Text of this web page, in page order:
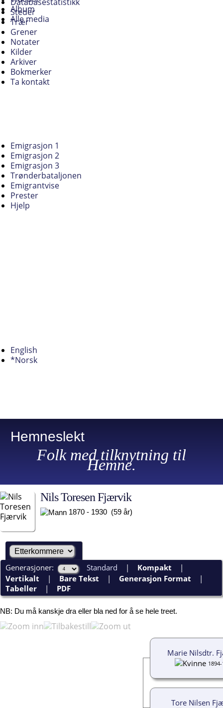
Album
Alle media
Steder
Trær
Grener
Notater
Kilder
Arkiver
Bokmerker
Ta kontakt
Emigrasjon 1
Emigrasjon 2
Emigrasjon 3
Trønderbataljonen
Emigrantvise
Prester
Hjelp
English
*Norsk
Hemneslekt
Folk med tilknytning til
Hemne.
Nils Toresen Fjærvik
1870 - 1930 (59 år)
Generasjoner: Standard | Kompakt |
Vertikalt | Bare Tekst |Generasjon Format |
Tabeller | PDF
NB: Du må kanskje dra eller bla ned for å se hele treet.
Marie Nilsdtr.
Tore Nilsen